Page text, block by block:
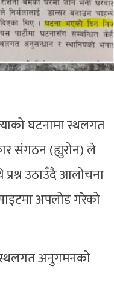
घटनामा स्थलगत
संगठन (ह्युरोन) ले
उठाउँदै आलोचना
अपलोड गरेको
अनुगमनको